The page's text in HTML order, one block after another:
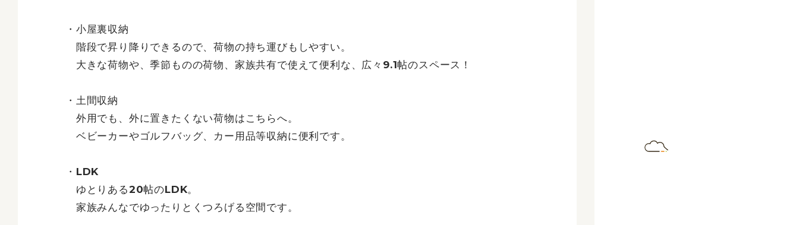
・小屋裏収納
階段で昇り降りできるので、荷物の持ち運びもしやすい。
大きな荷物や、季節ものの荷物、家族共有で使えて便利な、広々9.1帖のスペース！
・土間収納
外用でも、外に置きたくない荷物はこちらへ。
ベビーカーやゴルフバッグ、カー用品等収納に便利です。
・LDK
ゆとりある20帖のLDK。
家族みんなでゆったりとくつろげる空間です。